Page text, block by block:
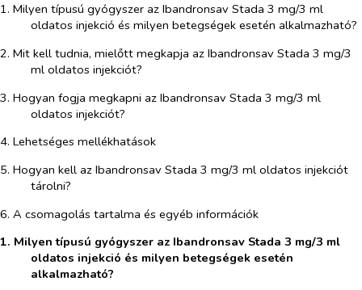
1. Milyen típusú gyógyszer az Ibandronsav Stada 3 mg/3 ml
oldatos injekció és milyen betegségek esetén alkalmazható?
2. Mit kell tudnia, mielőtt megkapja az Ibandronsav Stada 3 mg/3
ml oldatos injekciót?
3. Hogyan fogja megkapni az Ibandronsav Stada 3 mg/3 ml
oldatos injekciót?
4. Lehetséges mellékhatások
5. Hogyan kell az Ibandronsav Stada 3 mg/3 ml oldatos injekciót
tárolni?
6. A csomagolás tartalma és egyéb információk
1. Milyen típusú gyógyszer az Ibandronsav Stada 3 mg/3 ml
oldatos injekció és milyen betegségek esetén
alkalmazható?